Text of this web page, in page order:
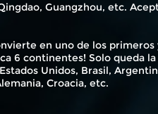
Guangzhou, etc.
en uno de los
6 continentes! Solo queda
Unidos, Brasil,
Croacia, etc.